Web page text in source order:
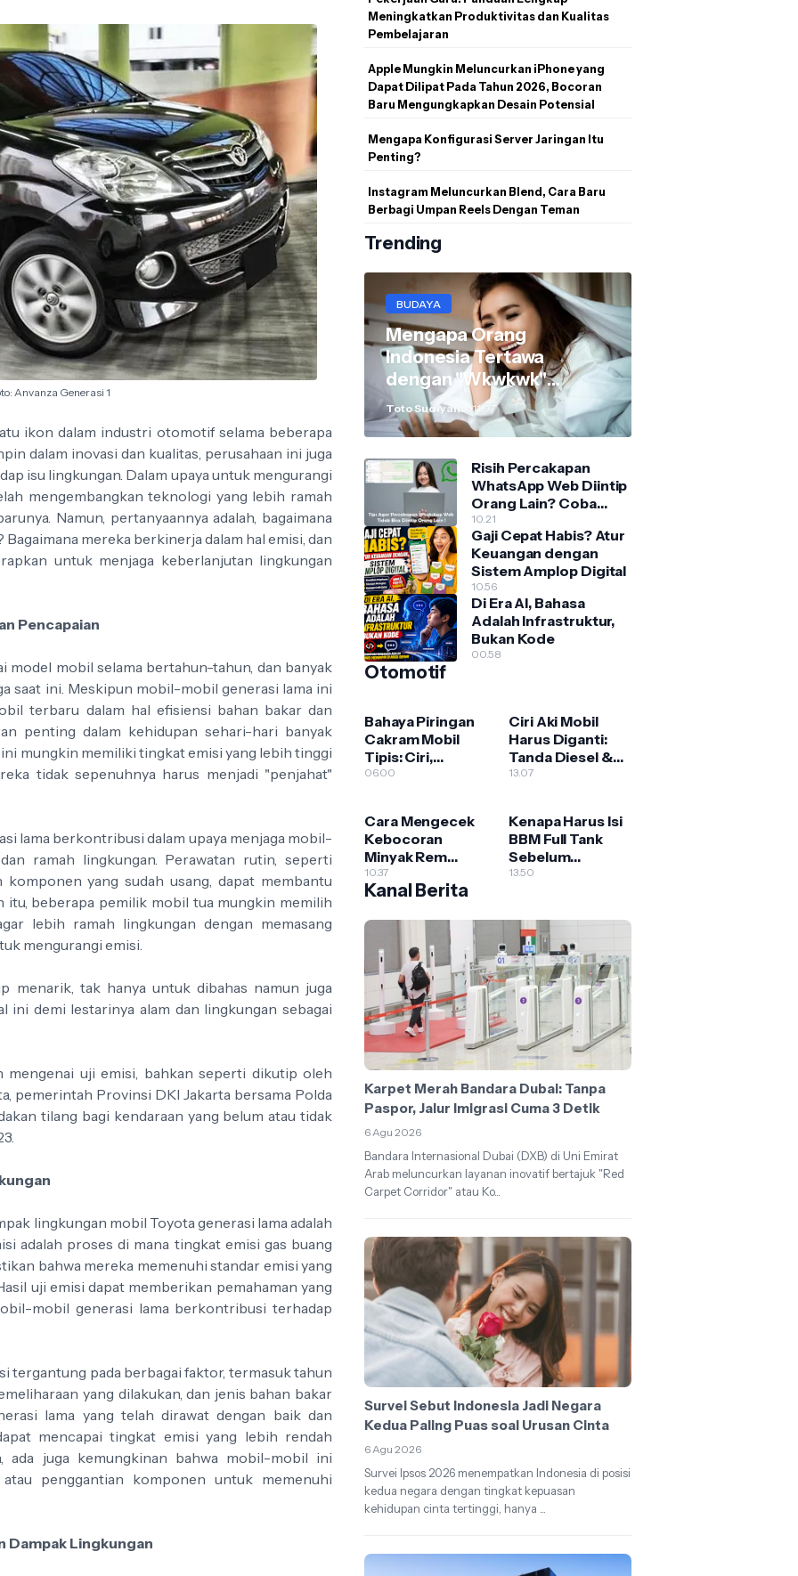
Anvanza Generasi 1
ikon dalam industri otomotif selama beberapa
dalam inovasi dan kualitas, perusahaan ini juga
isu lingkungan. Dalam upaya untuk mengurangi
mengembangkan teknologi yang lebih ramah
Namun, pertanyaannya adalah, bagaimana
mereka berkinerja dalam hal emisi, dan
untuk menjaga keberlanjutan lingkungan
Pencapaian
model mobil selama bertahun-tahun, dan banyak
saat ini. Meskipun mobil-mobil generasi lama ini
terbaru dalam hal efisiensi bahan bakar dan
penting dalam kehidupan sehari-hari banyak
mungkin memiliki tingkat emisi yang lebih tinggi
tidak sepenuhnya harus menjadi "penjahat"
lama berkontribusi dalam upaya menjaga mobil-
ramah lingkungan. Perawatan rutin, seperti
yang sudah usang, dapat membantu
itu, beberapa pemilik mobil tua mungkin memilih
lebih ramah lingkungan dengan memasang
mengurangi emisi.
menarik, tak hanya untuk dibahas namun juga
ini demi lestarinya alam dan lingkungan sebagai
mengenai uji emisi, bahkan seperti dikutip oleh
pemerintah Provinsi DKI Jakarta bersama Polda
tilang bagi kendaraan yang belum atau tidak
lingkungan mobil Toyota generasi lama adalah
adalah proses di mana tingkat emisi gas buang
bahwa mereka memenuhi standar emisi yang
uji emisi dapat memberikan pemahaman yang
mobil generasi lama berkontribusi terhadap
tergantung pada berbagai faktor, termasuk tahun
yang dilakukan, dan jenis bahan bakar
lama yang telah dirawat dengan baik dan
mencapai tingkat emisi yang lebih rendah
ada juga kemungkinan bahwa mobil-mobil ini
penggantian komponen untuk memenuhi
Dampak Lingkungan
Meningkatkan Produktivitas dan Kualitas
Pembelajaran
Apple Mungkin Meluncurkan iPhone yang
Dapat Dilipat Pada Tahun 2026, Bocoran
Baru Mengungkapkan Desain Potensial
Mengapa Konfigurasi Server Jaringan Itu
Penting?
Instagram Meluncurkan Blend, Cara Baru
Berbagi Umpan Reels Dengan Teman
Trending
BUDAYA
Mengapa Orang
Indonesia Tertawa
dengan "Wkwkwk"
Bukannya "Hahaha"?
Toto Sudiyanto 11.07
Risih Percakapan
WhatsApp Web Diintip
Orang Lain? Coba
Fitur Blur Ini
10.21
Gaji Cepat Habis? Atur
Keuangan dengan
Sistem Amplop Digital
10.56
Di Era AI, Bahasa
Adalah Infrastruktur,
Bukan Kode
00.58
Otomotif
Bahaya Piringan
Cakram Mobil
Tipis: Ciri,
Dampak, dan
06.00
Ciri Aki Mobil
Harus Diganti:
Tanda Diesel &
Bensin yang
13.07
Cara Mengecek
Kebocoran
Minyak Rem
Mobil dengan
Mudah dan
Lengkap untuk
Pemula)
10.37
Kenapa Harus Isi
BBM Full Tank
Sebelum
Perjalanan Jauh?
Sering Diabaikan
13.50
Kanal Berita
Karpet Merah Bandara Dubai: Tanpa
Paspor, Jalur Imigrasi Cuma 3 Detik
6 Agu 2026
Bandara Internasional Dubai (DXB) di Uni Emirat
Arab meluncurkan layanan inovatif bertajuk "Red
Carpet Corridor" atau Ko...
Survei Sebut Indonesia Jadi Negara
Kedua Paling Puas soal Urusan Cinta
6 Agu 2026
Survei Ipsos 2026 menempatkan Indonesia di posisi
kedua negara dengan tingkat kepuasan
kehidupan cinta tertinggi, hanya ...